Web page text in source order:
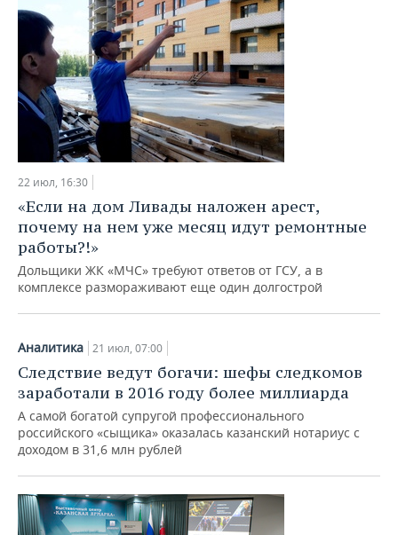
22 июл, 16:30
«Если на дом Ливады наложен арест,
почему на нем уже месяц идут ремонтные
работы?!»
Дольщики ЖК «МЧС» требуют ответов от ГСУ, а в
комплексе размораживают еще один долгострой
Аналитика 21 июл, 07:00
Следствие ведут богачи: шефы следкомов
заработали в 2016 году более миллиарда
А самой богатой супругой профессионального
российского «сыщика» оказалась казанский нотариус с
доходом в 31,6 млн рублей